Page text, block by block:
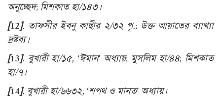
অনুচ্ছেদ; মিশকাত হা/১৪৩।
[12]. তাফসীর ইবনু কাছীর ২/৩২ পৃ.; উক্ত আয়াতের ব্যাখ্যা
দ্রষ্টব্য।
[13]. বুখারী হা/১৫, ‘ঈমান’ অধ্যায়; মুসলিম হা/৪৪; মিশকাত
হা/৭।
[14]. বুখারী হা/৬৬৩২, ‘শপথ ও মানত’ অধ্যায়।